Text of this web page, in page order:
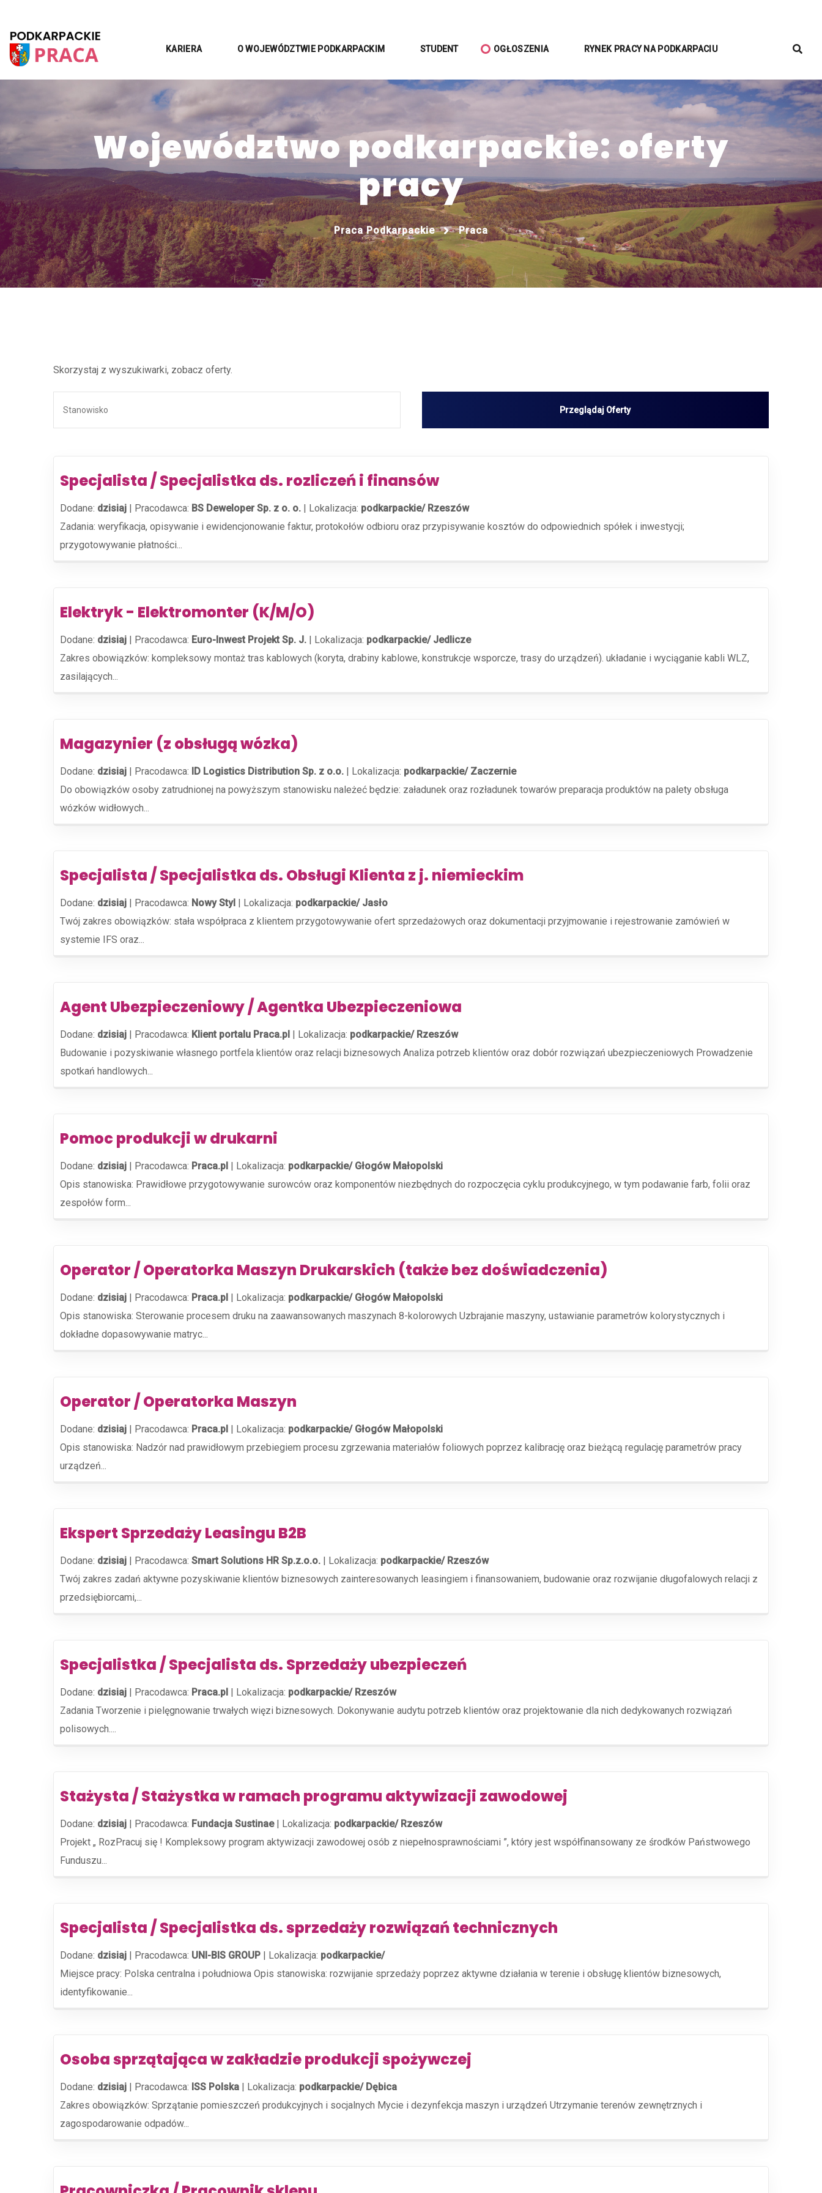
KARIERA O WOJEWÓDZTWIE PODKARPACKIM STUDENT OGŁOSZENIA RYNEK PRACY NA PODKARPACIU
Województwo podkarpackie: oferty
pracy
Praca Podkarpackie Praca
Skorzystaj z wyszukiwarki, zobacz oferty.
Specjalista / Specjalistka ds. rozliczeń i finansów
Dodane: dzisiaj | Pracodawca: BS Deweloper Sp. z o. o. | Lokalizacja: podkarpackie/ Rzeszów
Zadania: weryfikacja, opisywanie i ewidencjonowanie faktur, protokołów odbioru oraz przypisywanie kosztów do odpowiednich spółek i inwestycji;
przygotowywanie płatności...
Elektryk - Elektromonter (K/M/O)
Dodane: dzisiaj | Pracodawca: Euro-Inwest Projekt Sp. J. | Lokalizacja: podkarpackie/ Jedlicze
Zakres obowiązków: kompleksowy montaż tras kablowych (koryta, drabiny kablowe, konstrukcje wsporcze, trasy do urządzeń). układanie i wyciąganie kabli WLZ,
zasilających...
Magazynier (z obsługą wózka)
Dodane: dzisiaj | Pracodawca: ID Logistics Distribution Sp. z o.o. | Lokalizacja: podkarpackie/ Zaczernie
Do obowiązków osoby zatrudnionej na powyższym stanowisku należeć będzie: załadunek oraz rozładunek towarów preparacja produktów na palety obsługa
wózków widłowych...
Specjalista / Specjalistka ds. Obsługi Klienta z j. niemieckim
Dodane: dzisiaj | Pracodawca: Nowy Styl | Lokalizacja: podkarpackie/ Jasło
Twój zakres obowiązków: stała współpraca z klientem przygotowywanie ofert sprzedażowych oraz dokumentacji przyjmowanie i rejestrowanie zamówień w
systemie IFS oraz...
Agent Ubezpieczeniowy / Agentka Ubezpieczeniowa
Dodane: dzisiaj | Pracodawca: Klient portalu Praca.pl | Lokalizacja: podkarpackie/ Rzeszów
Budowanie i pozyskiwanie własnego portfela klientów oraz relacji biznesowych Analiza potrzeb klientów oraz dobór rozwiązań ubezpieczeniowych Prowadzenie
spotkań handlowych...
Pomoc produkcji w drukarni
Dodane: dzisiaj | Pracodawca: Praca.pl | Lokalizacja: podkarpackie/ Głogów Małopolski
Opis stanowiska: Prawidłowe przygotowywanie surowców oraz komponentów niezbędnych do rozpoczęcia cyklu produkcyjnego, w tym podawanie farb, folii oraz
zespołów form...
Operator / Operatorka Maszyn Drukarskich (także bez doświadczenia)
Dodane: dzisiaj | Pracodawca: Praca.pl | Lokalizacja: podkarpackie/ Głogów Małopolski
Opis stanowiska: Sterowanie procesem druku na zaawansowanych maszynach 8-kolorowych Uzbrajanie maszyny, ustawianie parametrów kolorystycznych i
dokładne dopasowywanie matryc...
Operator / Operatorka Maszyn
Dodane: dzisiaj | Pracodawca: Praca.pl | Lokalizacja: podkarpackie/ Głogów Małopolski
Opis stanowiska: Nadzór nad prawidłowym przebiegiem procesu zgrzewania materiałów foliowych poprzez kalibrację oraz bieżącą regulację parametrów pracy
urządzeń...
Ekspert Sprzedaży Leasingu B2B
Dodane: dzisiaj | Pracodawca: Smart Solutions HR Sp.z.o.o. | Lokalizacja: podkarpackie/ Rzeszów
Twój zakres zadań aktywne pozyskiwanie klientów biznesowych zainteresowanych leasingiem i finansowaniem, budowanie oraz rozwijanie długofalowych relacji z
przedsiębiorcami,...
Specjalistka / Specjalista ds. Sprzedaży ubezpieczeń
Dodane: dzisiaj | Pracodawca: Praca.pl | Lokalizacja: podkarpackie/ Rzeszów
Zadania Tworzenie i pielęgnowanie trwałych więzi biznesowych. Dokonywanie audytu potrzeb klientów oraz projektowanie dla nich dedykowanych rozwiązań
polisowych....
Stażysta / Stażystka w ramach programu aktywizacji zawodowej
Dodane: dzisiaj | Pracodawca: Fundacja Sustinae| Lokalizacja: podkarpackie/ Rzeszów
Projekt „ RozPracuj się ! Kompleksowy program aktywizacji zawodowej osób z niepełnosprawnościami ”, który jest współfinansowany ze środków Państwowego
Funduszu...
Specjalista / Specjalistka ds. sprzedaży rozwiązań technicznych
Dodane: dzisiaj | Pracodawca: UNI-BIS GROUP | Lokalizacja: podkarpackie/
Miejsce pracy: Polska centralna i południowa Opis stanowiska: rozwijanie sprzedaży poprzez aktywne działania w terenie i obsługę klientów biznesowych,
identyfikowanie...
Osoba sprzątająca w zakładzie produkcji spożywczej
Dodane: dzisiaj | Pracodawca: ISS Polska | Lokalizacja: podkarpackie/ Dębica
Zakres obowiązków: Sprzątanie pomieszczeń produkcyjnych i socjalnych Mycie i dezynfekcja maszyn i urządzeń Utrzymanie terenów zewnętrznych i
zagospodarowanie odpadów...